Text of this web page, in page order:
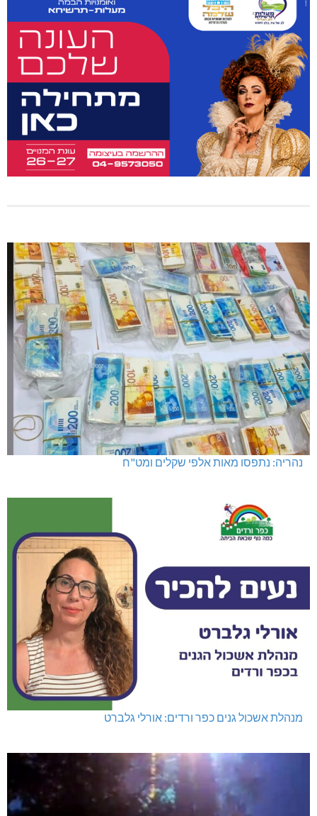
נהריה: נתפסו מאות אלפי שקלים ומט"ח
מנהלת אשכול גנים כפר ורדים: אורלי גלברט